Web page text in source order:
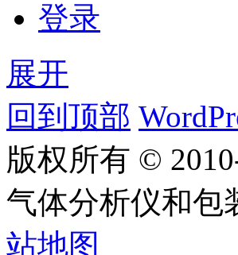
登录
展开
回到顶部
版权所有 ©
气体分析仪和包
站地图